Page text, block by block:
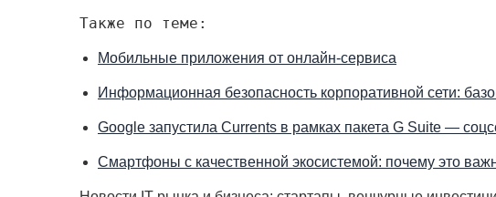
Также по теме:
Мобильные приложения от онлайн-сервиса
Информационная безопасность корпоративной сети:
Google запустила Currents в рамках пакета G Suite —
Смартфоны с качественной экосистемой: почему это